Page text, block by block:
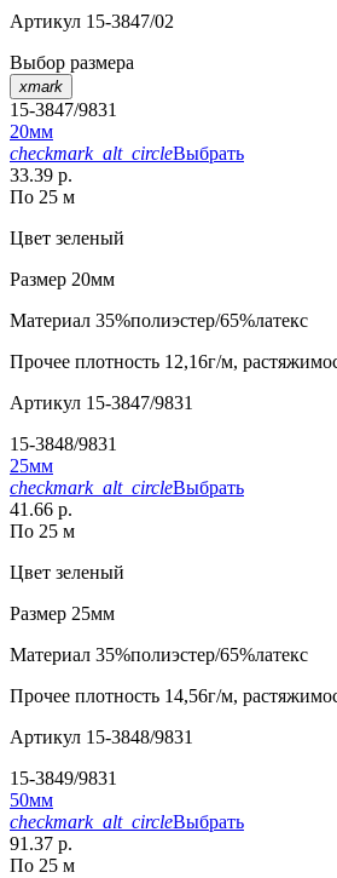
Артикул 15-3847/02
Выбор размера
xmark
15-3847/9831
20мм
checkmark_alt_circleВыбрать
33.39 р.
По 25 м
Цвет зеленый
Размер 20мм
Материал 35%полиэстер/65%латекс
Прочее плотность 12,16г/м,
Артикул 15-3847/9831
15-3848/9831
25мм
checkmark_alt_circleВыбрать
41.66 р.
По 25 м
Цвет зеленый
Размер 25мм
Материал 35%полиэстер/65%латекс
Прочее плотность 14,56г/м,
Артикул 15-3848/9831
15-3849/9831
50мм
checkmark_alt_circleВыбрать
91.37 р.
По 25 м